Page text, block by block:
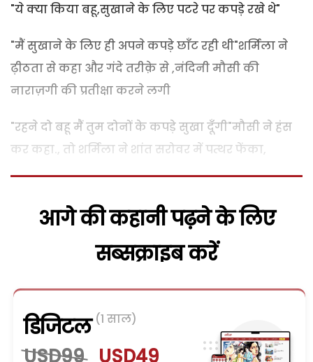
"ये क्या किया बहू,सुखाने के लिए पटरे पर कपड़े रखे थे"
"मैं सुखाने के लिए ही अपने कपड़े छाँट रही थी"शर्मिला ने
ढ़ीठता से कहा और गंदे तरीक़े से ,नंदिनी मौसी की
नाराज़गी की प्रतीक्षा करने लगी
"रहने दो बहू मैं तुम दोनों के कपड़े सुखा दूँगी"मौसी ने हंस
कर कहा., तो शर्मिला ने शांत सरोवर में पत्थर फेंका,
आगे की कहानी पढ़ने के लिए
सब्सक्राइब करें
डिजिटल (1 साल)
USD99 USD49